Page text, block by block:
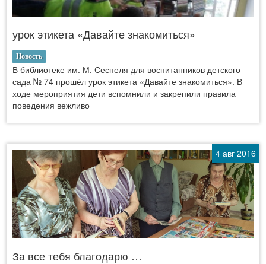
урок этикета «Давайте знакомиться»
Новость
В библиотеке им. М. Сеспеля для воспитанников детского
сада № 74 прошёл урок этикета «Давайте знакомиться». В
ходе мероприятия дети вспомнили и закрепили правила
поведения вежливо
4 авг 2016
За все тебя благодарю …